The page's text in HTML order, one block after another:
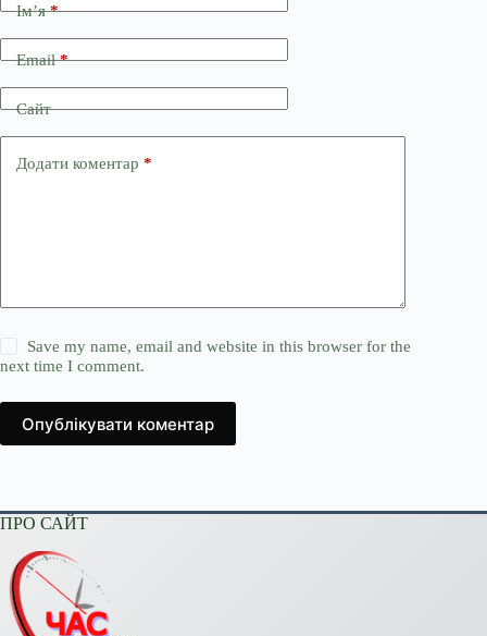
Ім’я*
Email*
Сайт
Додати коментар *
Save my name, email and website in this browser for the
next time I comment.
Опублікувати коментар
ПРО САЙТ